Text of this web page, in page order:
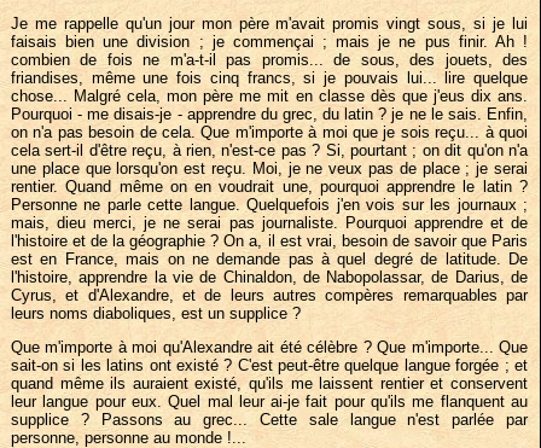
Je me rappelle qu'un jour mon père m'avait promis vingt sous, si je lui
faisais bien une division ; je commençai ; mais je ne pus finir. Ah !
combien de fois ne m'a-t-il pas promis... de sous, des jouets, des
friandises, même une fois cinq francs, si je pouvais lui... lire quelque
chose... Malgré cela, mon père me mit en classe dès que j'eus dix ans.
Pourquoi - me disais-je - apprendre du grec, du latin ? je ne le sais. Enfin,
on n'a pas besoin de cela. Que m'importe à moi que je sois reçu... à quoi
cela sert-il d'être reçu, à rien, n'est-ce pas ? Si, pourtant ; on dit qu'on n'a
une place que lorsqu'on est reçu. Moi, je ne veux pas de place ; je serai
rentier. Quand même on en voudrait une, pourquoi apprendre le latin ?
Personne ne parle cette langue. Quelquefois j'en vois sur les journaux ;
mais, dieu merci, je ne serai pas journaliste. Pourquoi apprendre et de
l'histoire et de la géographie ? On a, il est vrai, besoin de savoir que Paris
est en France, mais on ne demande pas à quel degré de latitude. De
l'histoire, apprendre la vie de Chinaldon, de Nabopolassar, de Darius, de
Cyrus, et d'Alexandre, et de leurs autres compères remarquables par
leurs noms diaboliques, est un supplice ?
Que m'importe à moi qu'Alexandre ait été célèbre ? Que m'importe... Que
sait-on si les latins ont existé ? C'est peut-être quelque langue forgée ; et
quand même ils auraient existé, qu'ils me laissent rentier et conservent
leur langue pour eux. Quel mal leur ai-je fait pour qu'ils me flanquent au
supplice ? Passons au grec... Cette sale langue n'est parlée par
personne, personne au monde !...